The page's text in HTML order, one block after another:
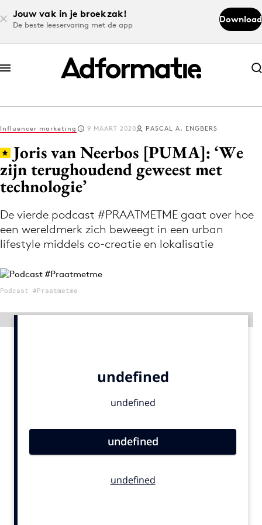
Jouw vak in je broekzak!
De beste leeservaring met de app
Download
Abonneer nu
Abonneer nu
Log in
Download de app
Volg het laatste nieuws via de Adformatie
Nieuws app
Menu
Academy
Influencer marketing 9 MAART 2020 PASCAL A. ENGBERS
Joris van Neerbos [PUMA]: ‘We
zijn terughoudend geweest met
technologie’
De vierde podcast #PRAATMETME gaat over hoe
een wereldmerk zich beweegt in een urban
lifestyle middels co-creatie en lokalisatie
Podcast #Praatmetme